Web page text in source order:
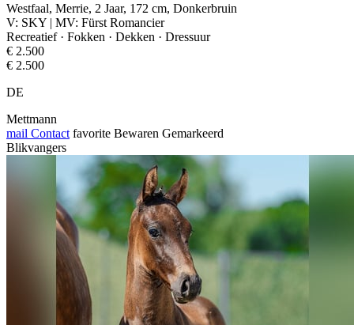
Westfaal, Merrie, 2 Jaar, 172 cm, Donkerbruin
V: SKY | MV: Fürst Romancier
Recreatief · Fokken · Dekken · Dressuur
€ 2.500
€ 2.500
DE
Mettmann
mail Contact favorite Bewaren Gemarkeerd
Blikvangers